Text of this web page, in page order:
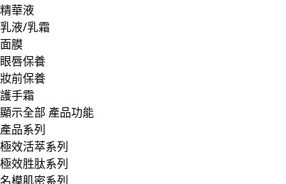
精華液
乳液/乳霜
面膜
眼唇保養
妝前保養
護手霜
顯示全部 產品功能
產品系列
極效活萃系列
極效胜肽系列
名模肌密系列